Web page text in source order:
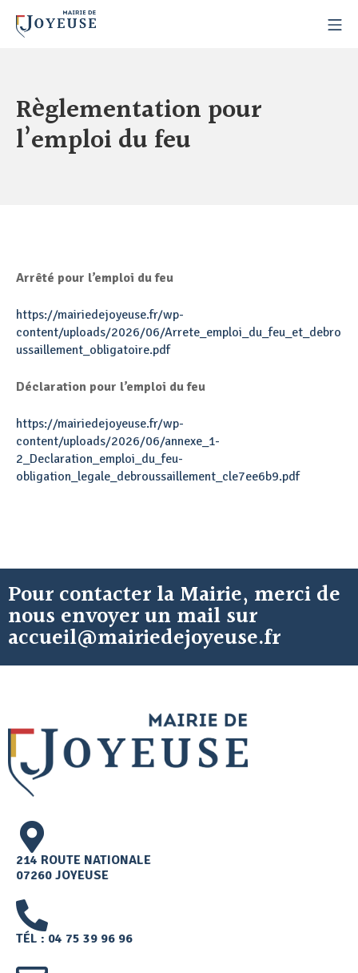
Règlementation pour
l’emploi du feu
Arrêté pour l’emploi du feu
https://mairiedejoyeuse.fr/wp-
content/uploads/2026/06/Arrete_emploi_du_feu_et_debro
ussaillement_obligatoire.pdf
Déclaration pour l’emploi du feu
https://mairiedejoyeuse.fr/wp-
content/uploads/2026/06/annexe_1-
2_Declaration_emploi_du_feu-
obligation_legale_debroussaillement_cle7ee6b9.pdf
Pour contacter la Mairie, merci de
nous envoyer un mail sur
accueil@mairiedejoyeuse.fr
214 ROUTE NATIONALE
07260 JOYEUSE
TÉL : 04 75 39 96 96